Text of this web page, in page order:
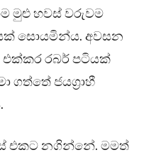
මුළු හවස් වරුවම
සොයමින්ය. අවසන
රබර් පටියක්
ගත්තේ ජයග්‍රාහී
එකට නගින්නේ. මමත්